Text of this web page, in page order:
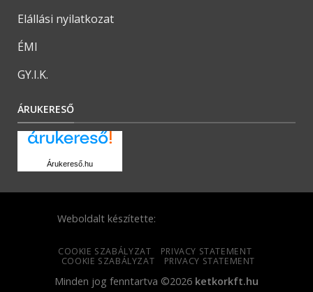
Elállási nyilatkozat
ÉMI
GY.I.K.
ÁRUKERESŐ
Árukereső.hu
Weboldalt készítette:
COOKIE SZABÁLYZAT
PRIVACY STATEMENT
COOKIE SZABÁLYZAT
PRIVACY STATEMENT
Minden jog fenntartva ©2026 ketkorkft.hu